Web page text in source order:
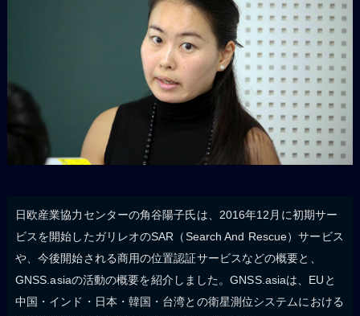
日欧産業協力センターの角谷陽子氏は、2016年12月に初期サー
ビスを開始したガリレオのSAR（Search And Rescue）サービス
や、今後開始される商用の位置認証サービスなどの概要と、
GNSS.asiaの活動の概要を紹介しました。GNSS.asiaは、EUと
中国・インド・日本・韓国・台湾との衛星測位システムにおける